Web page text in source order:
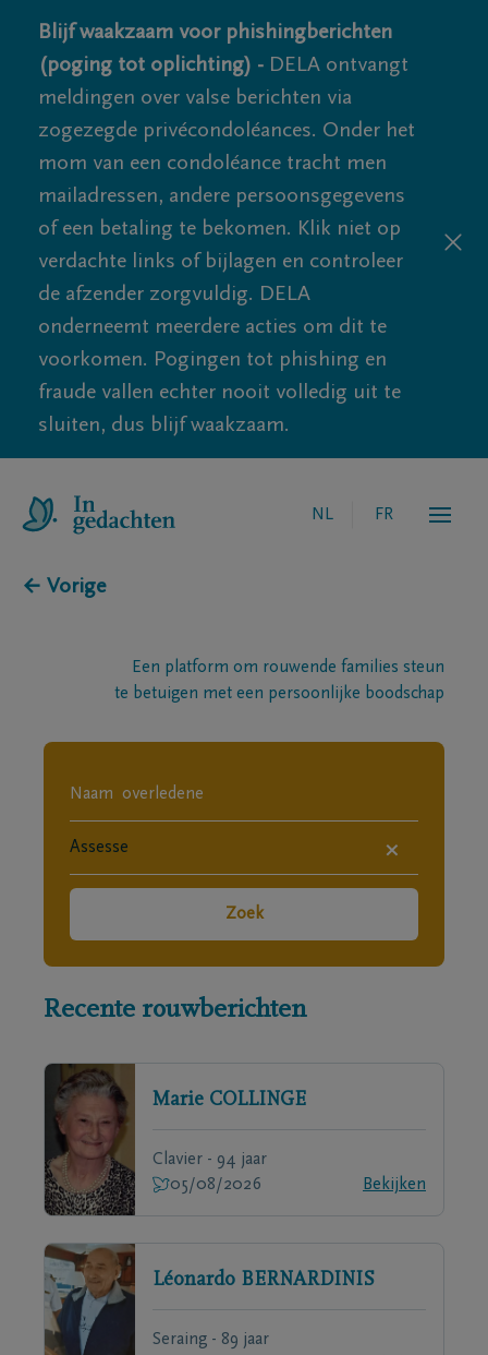
Blijf waakzaam voor phishingberichten
(poging tot oplichting) - DELA ontvangt
meldingen over valse berichten via
zogezegde privécondoléances. Onder het
mom van een condoléance tracht men
mailadressen, andere persoonsgegevens
of een betaling te bekomen. Klik niet op
verdachte links of bijlagen en controleer
de afzender zorgvuldig. DELA
onderneemt meerdere acties om dit te
voorkomen. Pogingen tot phishing en
fraude vallen echter nooit volledig uit te
sluiten, dus blijf waakzaam.
NL FR
← Vorige
Een platform om rouwende families steun
te betuigen met een persoonlijke boodschap
×
Zoek
Recente rouwberichten
Marie COLLINGE
Clavier - 94 jaar
05/08/2026
Bekijken
Léonardo BERNARDINIS
Seraing - 89 jaar